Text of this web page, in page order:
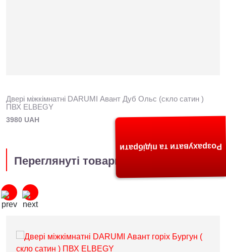
Двері міжкімнатні DARUMI Авант Дуб Ольс (скло сатин )
ПВХ ELBEGY
3980 UAH
Переглянуті товари
Розрахувати та підібрати